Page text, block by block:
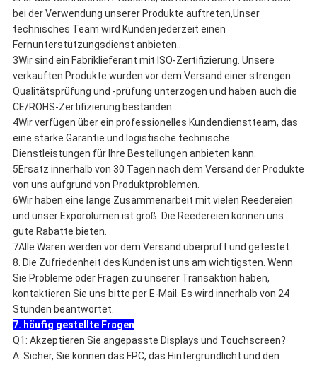
bei der Verwendung unserer Produkte auftreten,Unser
technisches Team wird Kunden jederzeit einen
Fernunterstützungsdienst anbieten..
3Wir sind ein Fabriklieferant mit ISO-Zertifizierung. Unsere
verkauften Produkte wurden vor dem Versand einer strengen
Qualitätsprüfung und -prüfung unterzogen und haben auch die
CE/ROHS-Zertifizierung bestanden.
4Wir verfügen über ein professionelles Kundendienstteam, das
eine starke Garantie und logistische technische
Dienstleistungen für Ihre Bestellungen anbieten kann.
5Ersatz innerhalb von 30 Tagen nach dem Versand der Produkte
von uns aufgrund von Produktproblemen.
6Wir haben eine lange Zusammenarbeit mit vielen Reedereien
und unser Exporolumen ist groß. Die Reedereien können uns
gute Rabatte bieten.
7Alle Waren werden vor dem Versand überprüft und getestet.
8. Die Zufriedenheit des Kunden ist uns am wichtigsten. Wenn
Sie Probleme oder Fragen zu unserer Transaktion haben,
kontaktieren Sie uns bitte per E-Mail. Es wird innerhalb von 24
Stunden beantwortet.
7. häufig gestellte Fragen
Q1: Akzeptieren Sie angepasste Displays und Touchscreen?
A: Sicher, Sie können das FPC, das Hintergrundlicht und den